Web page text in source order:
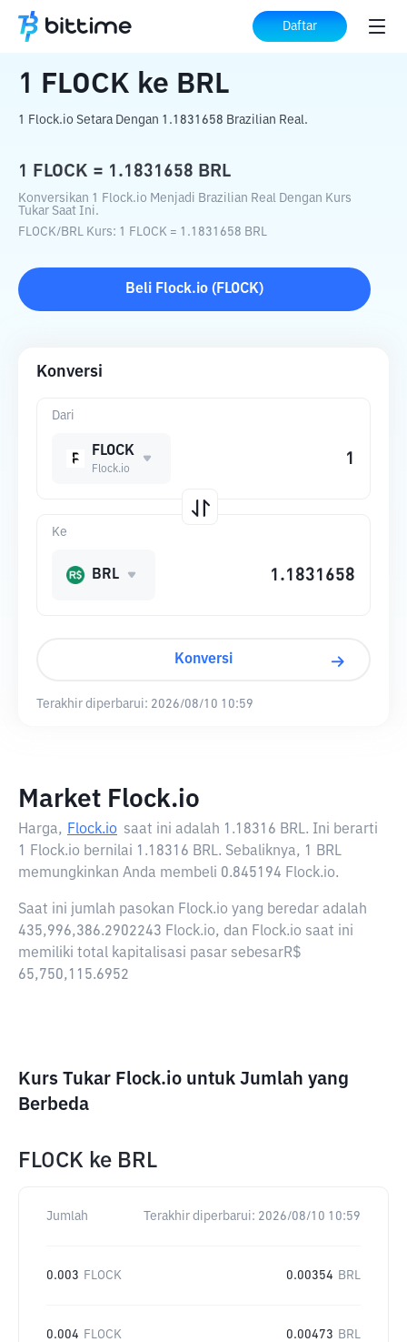
Daftar
Beranda Konverter Kripto FLOCK BRL
1 FLOCK ke BRL
1 Flock.io Setara Dengan 1.1831658 Brazilian Real.
1 FLOCK = 1.1831658 BRL
Konversikan 1 Flock.io Menjadi Brazilian Real Dengan Kurs
Tukar Saat Ini.
FLOCK/BRL Kurs: 1 FLOCK = 1.1831658 BRL
Beli Flock.io ( FLOCK)
Konversi
Dari
FLOCK
Flock.io
Ke
BRL
Konversi
Terakhir diperbarui: 2026/08/10 10:59
Market Flock.io
Harga, Flock.io saat ini adalah 1.18316 BRL. Ini berarti
1 Flock.io bernilai 1.18316 BRL. Sebaliknya, 1 BRL
memungkinkan Anda membeli 0.845194 Flock.io.
Saat ini jumlah pasokan Flock.io yang beredar adalah
435,996,386.2902243 Flock.io, dan Flock.io saat ini
memiliki total kapitalisasi pasar sebesarR$
65,750,115.6952
Kurs Tukar Flock.io untuk Jumlah yang
Berbeda
FLOCK ke BRL
Jumlah Terakhir diperbarui: 2026/08/10 10:59
0.003 FLOCK 0.00354 BRL
0.004 FLOCK 0.00473 BRL